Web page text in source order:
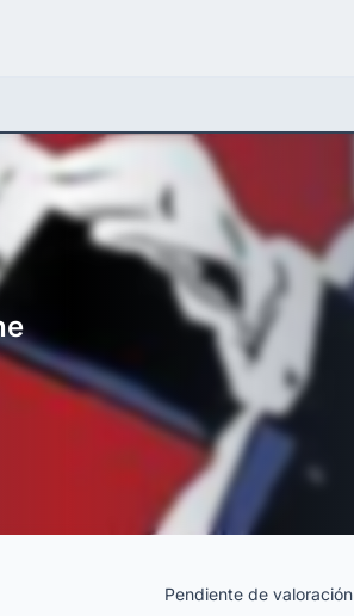
Pendiente de valoración